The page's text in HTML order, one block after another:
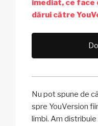
imediat, ce face
dărui către
Nu pot spune de
spre YouVersion
limbi. Am